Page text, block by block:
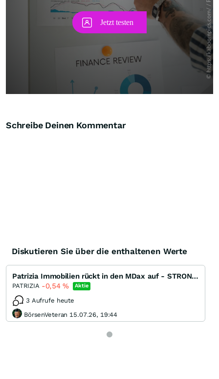
Schreibe Deinen Kommentar
Diskutieren Sie über die enthaltenen Werte
Patrizia Immobilien rückt in den MDax auf - STRONG BUY
PATRIZIA -0,54% Aktie
3 Aufrufe heute
BörsenVeteran 15.07.26, 19:44